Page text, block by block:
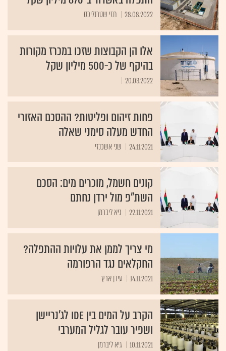
28.08.2022 חזי שטרנליכט
אלו הן הקבוצות שזכו במכרז מקורות
בהיקף של כ-500 מיליון שקל
20.03.2022
פחות זיהום ופליטות? ההסכם האזורי
החדש מעלה סימני שאלה
24.11.2021 שני אשכנזי
קונים חשמל, מוכרים מים: הסכם
השת"פ מול ירדן נחתם
22.11.2021 גיא ליברמן
מי צריך לממן את עלויות ההתפלה?
החקלאים נגד הרפורמה
14.11.2021 עידן ארץ
הקרב על המים בין IDE לג'נריישן
ושפיר עובר לגליל המערבי
10.11.2021 גיא ליברמן